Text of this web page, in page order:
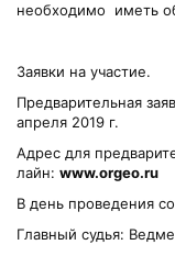
необходимо иметь
Заявки на участие.
Предварительная
апреля 2019 г.
Адрес для
лайн: www.orgeo.ru
В день проведения
Главный судья: